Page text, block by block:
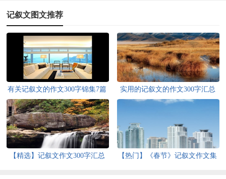
记叙文图文推荐
有关记叙文的作文300字锦集7篇
实用的记叙文的作文300字汇总
八篇
【精选】记叙文作文300字汇总
【热门】《春节》记叙文作文集